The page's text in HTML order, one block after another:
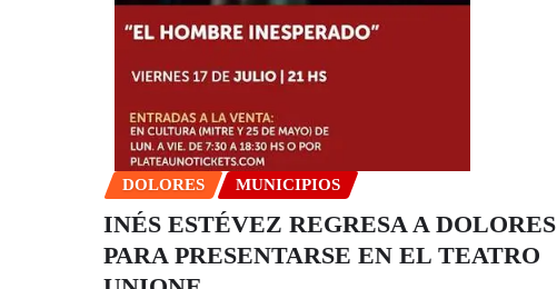
DOLORES MUNICIPIOS
INÉS ESTÉVEZ REGRESA A DOLORES
PARA PRESENTARSE EN EL TEATRO